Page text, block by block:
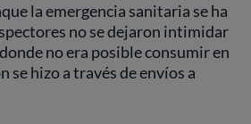
la emergencia sanitaria se ha
no se dejaron intimidar
no era posible consumir en
se hizo a través de envíos a